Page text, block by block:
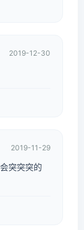
2019-12-30
2019-11-29
突突突的